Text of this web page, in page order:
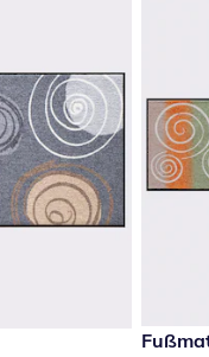
14,99 €, vorheriger
-50 %